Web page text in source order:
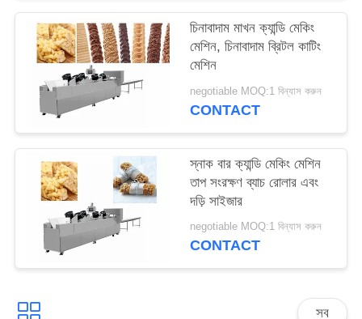
চিনাবাদাম মাখন ক্যান্ডি মেকিং
মেশিন, চিনাবাদাম ব্রিটল কাটিং
মেশিন
negotiable MOQ:1 বিন্যাস করুন
CONTACT
স্নাক বার ক্যান্ডি মেকিং মেশিন
তাপ সংরক্ষণ ব্যাচ রোলার এবং
দড়ি সাইজার
negotiable MOQ:1 বিন্যাস করুন
CONTACT
সব